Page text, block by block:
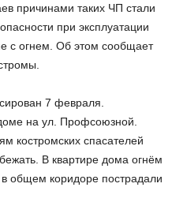
причинами таких ЧП стали
при эксплуатации
с огнем. Об этом сообщает
7 февраля.
на ул. Профсоюзной.
костромских спасателей
В квартире дома огнём
общем коридоре пострадали